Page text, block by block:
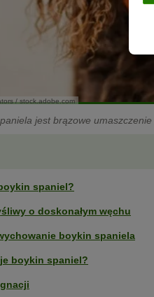
/ stock.adobe.com
jest brązowe
spaniel?
o doskonałym węchu
boykin spaniela
boykin spaniel?